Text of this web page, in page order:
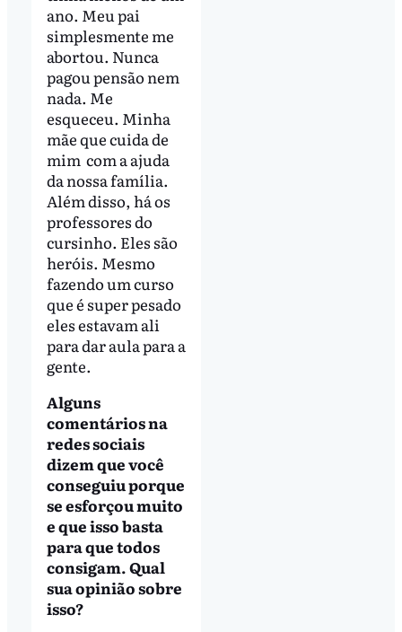
ano. Meu pai
simplesmente me
abortou. Nunca
pagou pensão nem
nada. Me
esqueceu. Minha
mãe que cuida de
mim com a ajuda
da nossa família.
Além disso, há os
professores do
cursinho. Eles são
heróis. Mesmo
fazendo um curso
que é super pesado
eles estavam ali
para dar aula para a
gente.
Alguns
comentários na
redes sociais
dizem que você
conseguiu porque
se esforçou muito
e que isso basta
para que todos
consigam. Qual
sua opinião sobre
isso?